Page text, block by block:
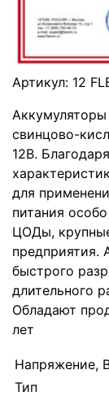
Артикул: 12
Аккумуляторы
свинцово-
12В.
для
питания
ЦОДы,
предприятия.
быстрого
длительного
Обладают
лет
Напряжение,
Тип